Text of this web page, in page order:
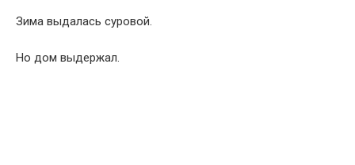
Зима выдалась суровой.
Но дом выдержал.